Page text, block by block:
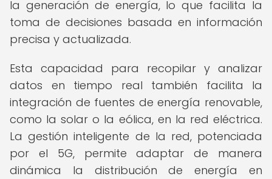
la generación de energía, lo que facilita la
toma de decisiones basada en información
precisa y actualizada.
Esta capacidad para recopilar y analizar
datos en tiempo real también facilita la
integración de fuentes de energía renovable,
como la solar o la eólica, en la red eléctrica.
La gestión inteligente de la red, potenciada
por el 5G, permite adaptar de manera
dinámica la distribución de energía en